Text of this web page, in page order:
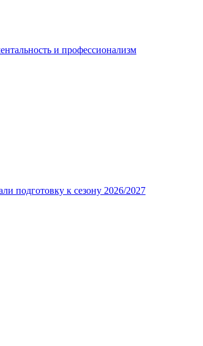
и профессионализм
подготовку к сезону 2026/2027